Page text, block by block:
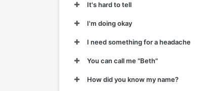
It's hard to tell
I'm doing okay
I need something for a headache
You can call me "Beth"
How did you know my name?